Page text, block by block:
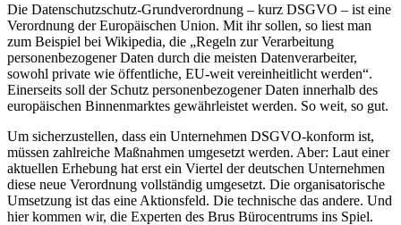
Die Datenschutzschutz-Grundverordnung – kurz DSGVO – ist eine
Verordnung der Europäischen Union. Mit ihr sollen, so liest man
zum Beispiel bei Wikipedia, die „Regeln zur Verarbeitung
personenbezogener Daten durch die meisten Datenverarbeiter,
sowohl private wie öffentliche, EU-weit vereinheitlicht werden“.
Einerseits soll der Schutz personenbezogener Daten innerhalb des
europäischen Binnenmarktes gewährleistet werden. So weit, so gut.
Um sicherzustellen, dass ein Unternehmen DSGVO-konform ist,
müssen zahlreiche Maßnahmen umgesetzt werden. Aber: Laut einer
aktuellen Erhebung hat erst ein Viertel der deutschen Unternehmen
diese neue Verordnung vollständig umgesetzt. Die organisatorische
Umsetzung ist das eine Aktionsfeld. Die technische das andere. Und
hier kommen wir, die Experten des Brus Bürocentrums ins Spiel.